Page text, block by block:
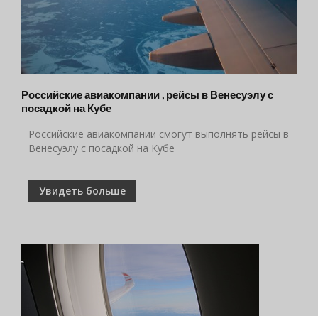
Российские авиакомпании , рейсы в Венесуэлу с
посадкой на Кубе
Российские авиакомпании смогут выполнять рейсы в
Венесуэлу с посадкой на Кубе
Увидеть больше